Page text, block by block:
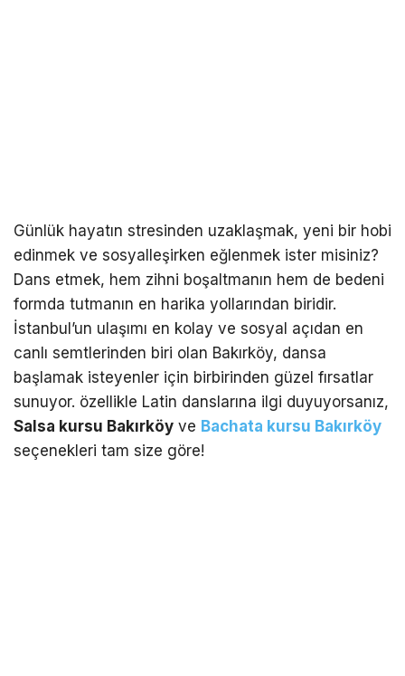
Günlük hayatın stresinden uzaklaşmak, yeni bir hobi
edinmek ve sosyalleşirken eğlenmek ister misiniz?
Dans etmek, hem zihni boşaltmanın hem de bedeni
formda tutmanın en harika yollarından biridir.
İstanbul’un ulaşımı en kolay ve sosyal açıdan en
canlı semtlerinden biri olan Bakırköy, dansa
başlamak isteyenler için birbirinden güzel fırsatlar
sunuyor. özellikle Latin danslarına ilgi duyuyorsanız,
Salsa kursu Bakırköy ve Bachata kursu Bakırköy
seçenekleri tam size göre!